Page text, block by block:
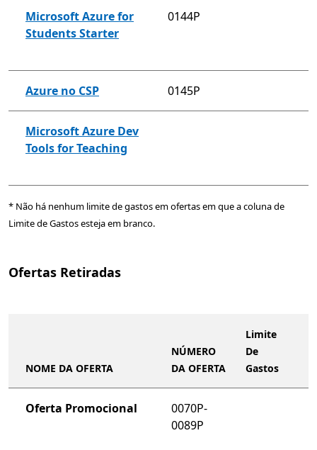
Microsoft Azure for
Students Starter
0144P
Azure no CSP 0145P
Microsoft Azure Dev
Tools for Teaching
* Não há nenhum limite de gastos em ofertas em que a coluna de
Limite de Gastos esteja em branco.
Ofertas Retiradas
NOME DA OFERTA
NÚMERO
DA OFERTA
Limite
De
Gastos
Oferta Promocional
0070P-
0089P